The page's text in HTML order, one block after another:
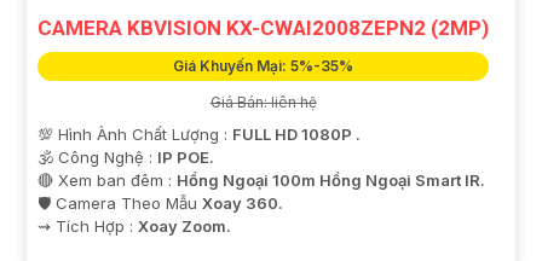
CAMERA KBVISION KX-CWAI2008ZEPN2 (2MP)
Giá Khuyến Mại: 5%-35%
Giá Bán: liên hệ
💯 Hình Ành Chất Lượng : FULL HD 1080P .
🕉️ Công Nghệ : IP POE.
🔴 Xem ban đêm : Hồng Ngoại 100m Hồng Ngoại Smart IR.
🛡 Camera Theo Mẫu Xoay 360.
️⇝ Tích Hợp : Xoay Zoom.